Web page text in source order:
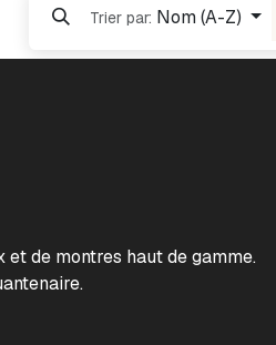
Trier par: Nom (A-Z)
de montres haut de gamme.